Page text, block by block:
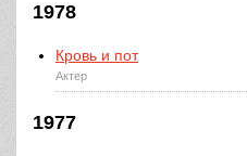
1978
Кровь и пот
Актер
1977